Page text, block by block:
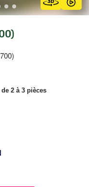
2 à 3 pièces